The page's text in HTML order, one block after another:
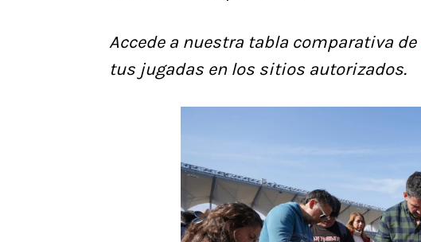
Accede a nuestra tabla comparativa de
tus jugadas en los sitios autorizados.